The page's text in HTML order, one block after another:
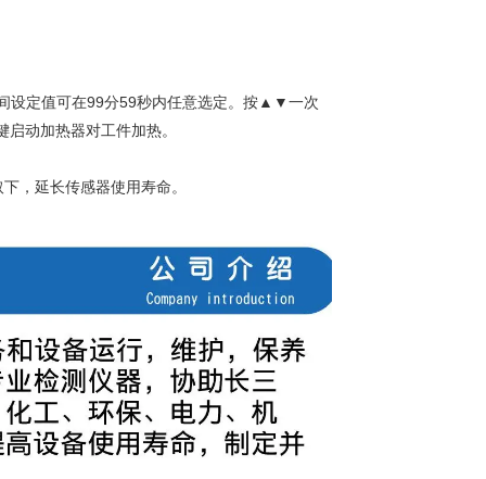
设定值可在99分59秒内任意选定。按▲▼一次
动加热器对工件加热。
，延长传感器使用寿命。